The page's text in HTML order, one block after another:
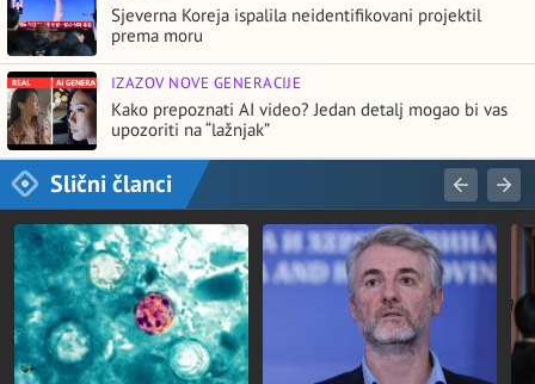
Sjeverna Koreja ispalila neidentifikovani projektil
prema moru
IZAZOV NOVE GENERACIJE
Kako prepoznati AI video? Jedan detalj mogao bi vas
upozoriti na “lažnjak”
Slični članci